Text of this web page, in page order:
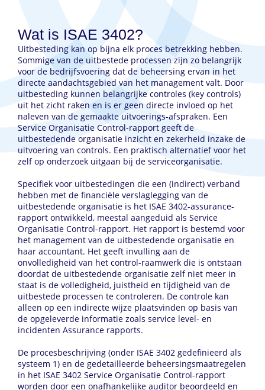
Wat is ISAE 3402?
Uitbesteding kan op bijna elk proces betrekking hebben.
Sommige van de uitbestede processen zijn zo belangrijk
voor de bedrijfsvoering dat de beheersing ervan in het
directe aandachtsgebied van het management valt. Door
uitbesteding kunnen belangrijke controles (key controls)
uit het zicht raken en is er geen directe invloed op het
naleven van de gemaakte uitvoerings-afspraken. Een
Service Organisatie Control-rapport geeft de
uitbestedende organisatie inzicht en zekerheid inzake de
uitvoering van controls. Een praktisch alternatief voor het
zelf op onderzoek uitgaan bij de serviceorganisatie.
Specifiek voor uitbestedingen die een (indirect) verband
hebben met de financiële verslaglegging van de
uitbestedende organisatie is het ISAE 3402-assurance-
rapport ontwikkeld, meestal aangeduid als Service
Organisatie Control-rapport. Het rapport is bestemd voor
het management van de uitbestedende organisatie en
haar accountant. Het geeft invulling aan de
onvolledigheid van het control-raamwerk die is ontstaan
doordat de uitbestedende organisatie zelf niet meer in
staat is de volledigheid, juistheid en tijdigheid van de
uitbestede processen te controleren. De controle kan
alleen op een indirecte wijze plaatsvinden op basis van
de opgeleverde informatie zoals service level- en
incidenten Assurance rapports.
De procesbeschrijving (onder ISAE 3402 gedefinieerd als
systeem 1) en de gedetailleerde beheersingsmaatregelen
in het ISAE 3402 Service Organisatie Control-rapport
worden door een onafhankelijke auditor beoordeeld en